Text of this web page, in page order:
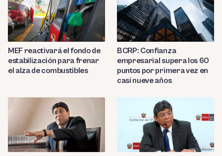
MEF reactivará el fondo de
estabilización para frenar
el alza de combustibles
BCRP: Confianza
empresarial supera los 60
puntos por primera vez en
casi nueve años